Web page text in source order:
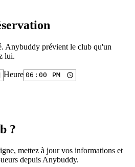
Anybuddy prévient le club qu'un
lui.
Heure
?
mettez à jour vos informations et
depuis Anybuddy.